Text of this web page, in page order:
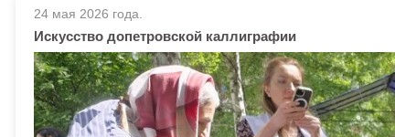
24 мая 2026 года.
Искусство допетровской каллиграфии